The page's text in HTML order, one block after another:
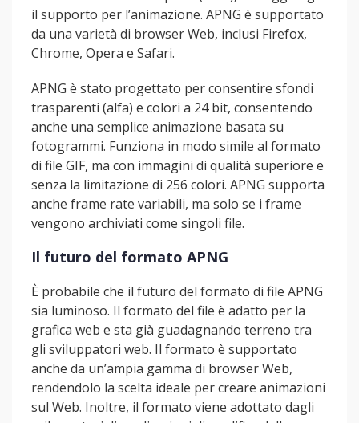
il supporto per l’animazione. APNG è supportato
da una varietà di browser Web, inclusi Firefox,
Chrome, Opera e Safari.
APNG è stato progettato per consentire sfondi
trasparenti (alfa) e colori a 24 bit, consentendo
anche una semplice animazione basata su
fotogrammi. Funziona in modo simile al formato
di file GIF, ma con immagini di qualità superiore e
senza la limitazione di 256 colori. APNG supporta
anche frame rate variabili, ma solo se i frame
vengono archiviati come singoli file.
Il futuro del formato APNG
È probabile che il futuro del formato di file APNG
sia luminoso. Il formato del file è adatto per la
grafica web e sta già guadagnando terreno tra
gli sviluppatori web. Il formato è supportato
anche da un’ampia gamma di browser Web,
rendendolo la scelta ideale per creare animazioni
sul Web. Inoltre, il formato viene adottato dagli